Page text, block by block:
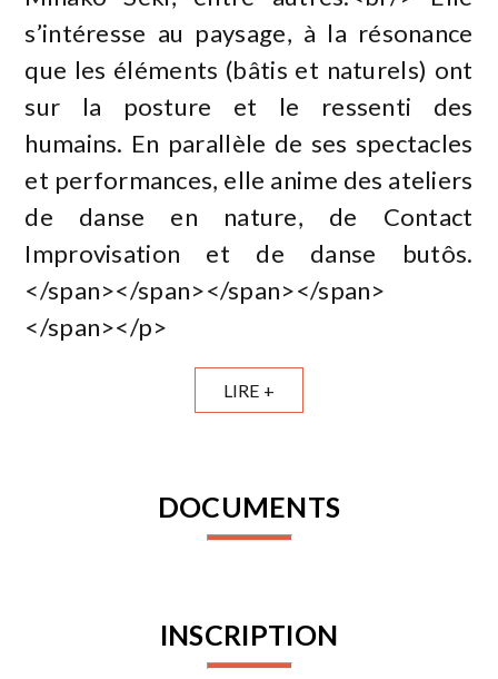
s’intéresse au paysage, à la résonance
que les éléments (bâtis et naturels) ont
sur la posture et le ressenti des
humains. En parallèle de ses spectacles
et performances, elle anime des ateliers
de danse en nature, de Contact
Improvisation et de danse butôs.
</span></span></span></span>
</span></p>
LIRE +
DOCUMENTS
INSCRIPTION